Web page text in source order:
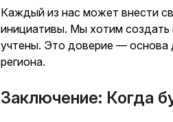
Каждый из нас может внести
инициативы. Мы хотим
учтены. Это доверие — основа
региона.
Заключение: Когда